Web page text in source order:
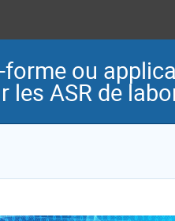
ou
ASR de